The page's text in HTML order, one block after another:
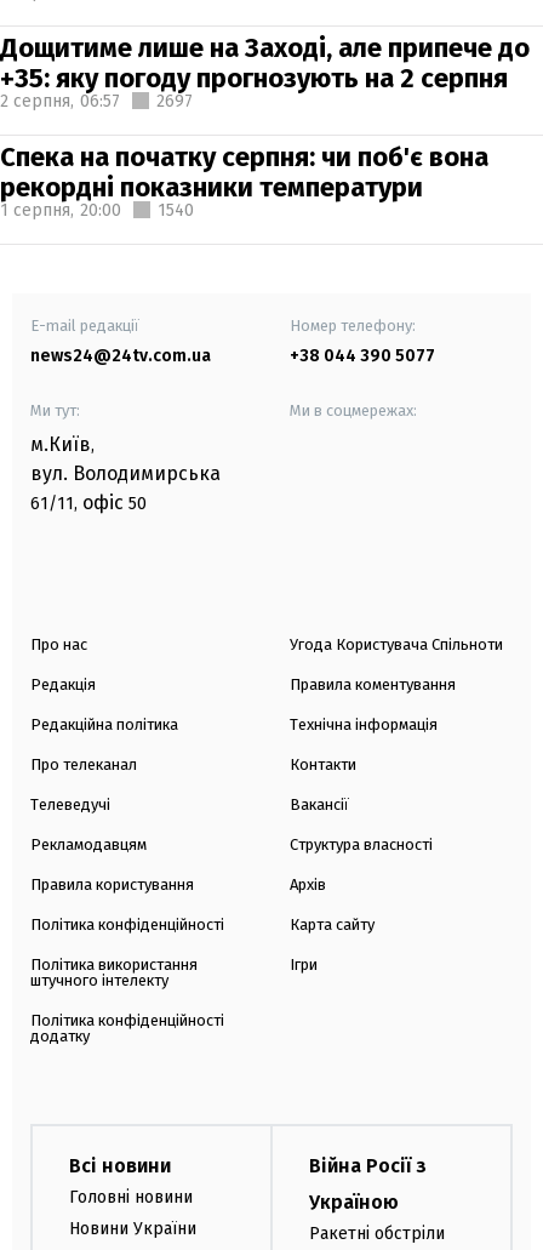
Дощитиме лише на Заході, але припече до
+35: яку погоду прогнозують на 2 серпня
2 серпня, 06:57 2697
Спека на початку серпня: чи поб'є вона
рекордні показники температури
1 серпня, 20:00 1540
E-mail редакції
news24@24tv.com.ua
Номер телефону:
+38 044 390 5077
Ми тут:
м.Київ,
вул. Володимирська
61/11, офіс 50
Ми в соцмережах:
Про нас
Редакція
Редакційна політика
Про телеканал
Телеведучі
Рекламодавцям
Правила користування
Політика конфіденційності
Політика використання
штучного інтелекту
Політика конфіденційності
додатку
Угода Користувача Спільноти
Правила коментування
Технічна інформація
Контакти
Вакансії
Структура власності
Архів
Карта сайту
Ігри
Всі новини
Головні новини
Новини України
Війна Росії з
Україною
Ракетні обстріли